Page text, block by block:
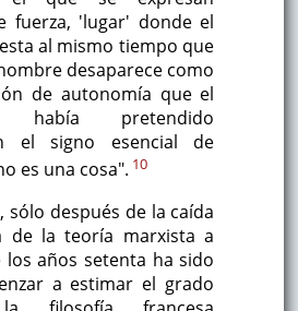
fuerza, 'lugar' donde el
al mismo tiempo que
desaparece como
de autonomía que el
había pretendido
el signo esencial de
es una cosa". 10
sólo después de la caída
de la teoría marxista a
los años setenta ha sido
a estimar el grado